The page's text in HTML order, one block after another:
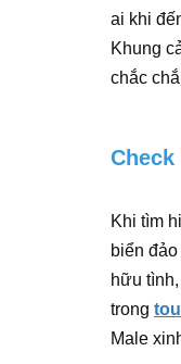
ai khi
Khung
chắc
Khi tìm
biển
hữu
trong
Male